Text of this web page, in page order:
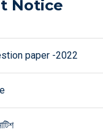
Notice
paper -2022